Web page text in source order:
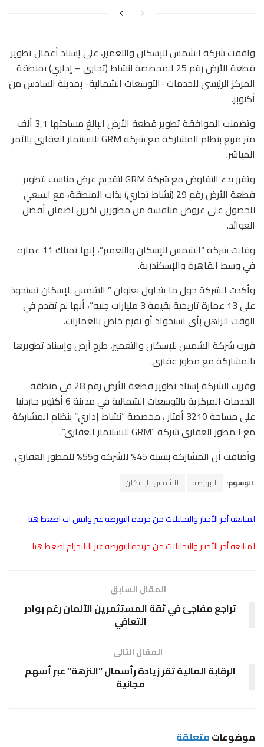
وافقت شركة الشمس للإسكان والتعمير، على إسناد أعمال تطوير
قطعة الأرض رقم 25 المخصصة لنشاط (تجاري – إداري) بمنطقة
المركز الرئيسي للخدمات -التوسعات الشمالية- بمدينة السادس من
أكتوبر.
وتضمنت الموافقة تطوير قطعة الأرض البالغ مساحتها 3,1 ألف
متر مربع بنظام المشاركة مع شركة GRM للاستثمار العقاري بالأمر
المباشر.
وتقرر بدء التفاوض مع شركة GRM لتقديم عرض مناسب لتطوير
قطعة الأرض رقم 29 (نشاط تجاري) بذات المنطقة، مع السعي
للحصول على عروض منافسة من مطورين آخرين لضمان أفضل
العوائد.
وقالت شركة “الشمس للإسكان والتعمير”، إنها تمتلك 11 عمارة
في وسط القاهرة والإسكندرية.
وأكدت الشركة حول ما يتداول بعنوان ” الشمس للإسكان تستحوذ
على 13 عمارة تاريخية بقيمة 3 مليارات جنيه”، أنها لم تقدم في
الوقت الراهن بأي استحواذ أو تقيم خاص بالعمارات.
قررت شركة الشمس للإسكان والتعمير، طرح أرض وإسناد تطويرها
بالمشاركة مع مطور عقاري.
وقررت الشركة إسناد تطوير قطعة الأرض رقم 28 في منطقة
الخدمات المركزية بالتوسعات الشمالية في مدينة 6 أكتوبر جاردنيا
على مساحة 3210 أمتار ، مخصصة “نشاط إداري” بنظام المشاركة
مع المطور العقاري شركة “GRM للاستثمار العقاري”.
وأضافت أن المشاركة بنسبة 45% للشركة و55% للمطور العقاري.
الوسوم: البورصة الشمس للإسكان
لمتابعة أخر الأخبار والتحليلات من جريدة البورصة عبر واتس اب اضغط هنا
لمتابعة أخر الأخبار والتحليلات من جريدة البورصة عبر التليجرام اضغط هنا
المقال السابق
تراجع مفاجئ في ثقة المستثمرين الألمان رغم بوادر
التعافي
المقال التالى
الرقابة المالية تُقر زيادة رأسمال “النزهة” عبر أسهم
مجانية
موضوعاتمتعلقة